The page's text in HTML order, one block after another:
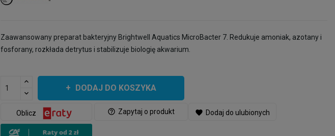
Zaawansowany preparat bakteryjny Brightwell Aquatics MicroBacter 7. Redukuje amoniak, azotany i
fosforany, rozkłada detrytus i stabilizuje biologię akwarium.
DODAJ DO KOSZYKA
help_outline Zapytaj o produkt
Oblicz favorite Dodaj do ulubionych